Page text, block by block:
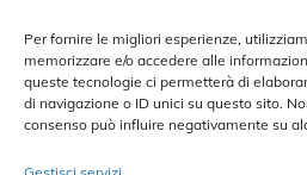
Per fornire le migliori esperienze,
memorizzare e/o accedere alle
queste tecnologie ci permetterà di
di navigazione o ID unici su questo sito.
consenso può influire negativamente su
Contatti
Privacy Policy